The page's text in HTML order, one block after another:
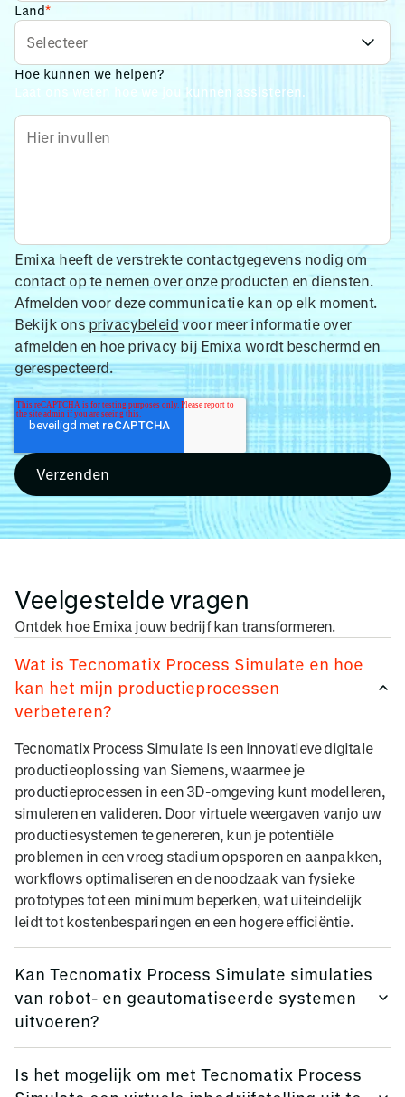
Land*
Hoe kunnen we helpen?
Laat ons weten hoe we jou kunnen assisteren.
Emixa heeft de verstrekte contactgegevens nodig om
contact op te nemen over onze producten en diensten.
Afmelden voor deze communicatie kan op elk moment.
Bekijk onsprivacybeleidvoor meer informatie over
afmelden en hoe privacy bij Emixa wordt beschermd en
gerespecteerd.
Veelgestelde vragen
Ontdek hoe Emixa jouw bedrijf kan transformeren.
Wat is Tecnomatix Process Simulate en hoe
kan het mijn productieprocessen
verbeteren?
Tecnomatix Process Simulate is een innovatieve digitale
productieoplossing van Siemens, waarmee je
productieprocessen in een 3D-omgeving kunt modelleren,
simuleren en valideren. Door virtuele weergaven vanjo uw
productiesystemen te genereren, kun je potentiële
problemen in een vroeg stadium opsporen en aanpakken,
workflows optimaliseren en de noodzaak van fysieke
prototypes tot een minimum beperken, wat uiteindelijk
leidt tot kostenbesparingen en een hogere efficiëntie.
Kan Tecnomatix Process Simulate simulaties
van robot- en geautomatiseerde systemen
uitvoeren?
tools voor het simuleren van robotbewerkingen en
Is het mogelijk om met Tecnomatix Process